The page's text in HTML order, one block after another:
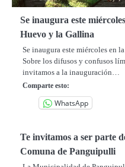
Se inaugura este
Huevo y la Gallina
Se inaugura este miércoles en
Sobre los difusos y confusos
invitamos a la inauguración…
Comparte esto:
WhatsApp
Te invitamos a ser parte
Comuna de Panguipulli